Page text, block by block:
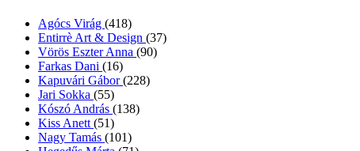
Agócs Virág (418)
Entirrè Art & Design (37)
Vörös Eszter Anna (90)
Farkas Dani (16)
Kapuvári Gábor(228)
Jari Sokka (55)
Kószó András (138)
Kiss Anett (51)
Nagy Tamás (101)